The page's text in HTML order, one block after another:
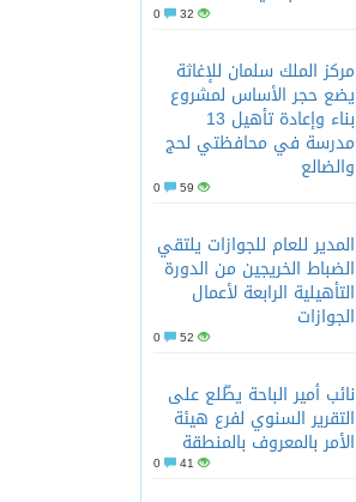
32
مركز الملك سلمان للإغاثة
يضع حجر الأساس لمشروع
بناء وإعادة تأهيل 13
مدرسة في محافظتي لحج
والضالع
59
المدير للعام للجوازات يلتقي
الضباط الخريجين من الدورة
التأهيلية الرابعة لأعمال
الجوازات
52
نائب أمير الباحة يطّلع على
التقرير السنوي لفرع هيئة
الأمر بالمعروف بالمنطقة
41